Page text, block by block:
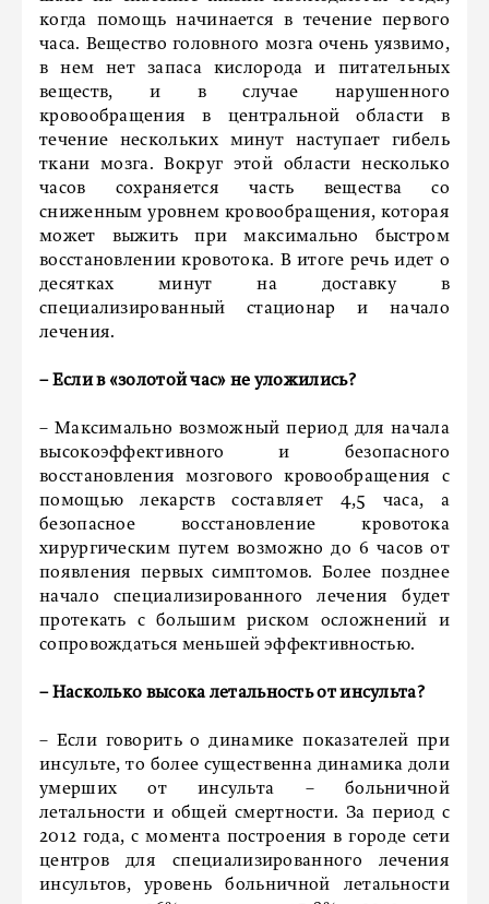
когда помощь начинается в течение первого
часа. Вещество головного мозга очень уязвимо,
в нем нет запаса кислорода и питательных
веществ, и в случае нарушенного
кровообращения в центральной области в
течение нескольких минут наступает гибель
ткани мозга. Вокруг этой области несколько
часов сохраняется часть вещества со
сниженным уровнем кровообращения, которая
может выжить при максимально быстром
восстановлении кровотока. В итоге речь идет о
десятках минут на доставку в
специализированный стационар и начало
лечения.
– Если в «золотой час» не уложились?
– Максимально возможный период для начала
высокоэффективного и безопасного
восстановления мозгового кровообращения с
помощью лекарств составляет 4,5 часа, а
безопасное восстановление кровотока
хирургическим путем возможно до 6 часов от
появления первых симптомов. Более позднее
начало специализированного лечения будет
протекать с большим риском осложнений и
сопровождаться меньшей эффективностью.
– Насколько высока летальность от инсульта?
– Если говорить о динамике показателей при
инсульте, то более существенна динамика доли
умерших от инсульта – больничной
летальности и общей смертности. За период с
2012 года, с момента построения в городе сети
центров для специализированного лечения
инсультов, уровень больничной летальности